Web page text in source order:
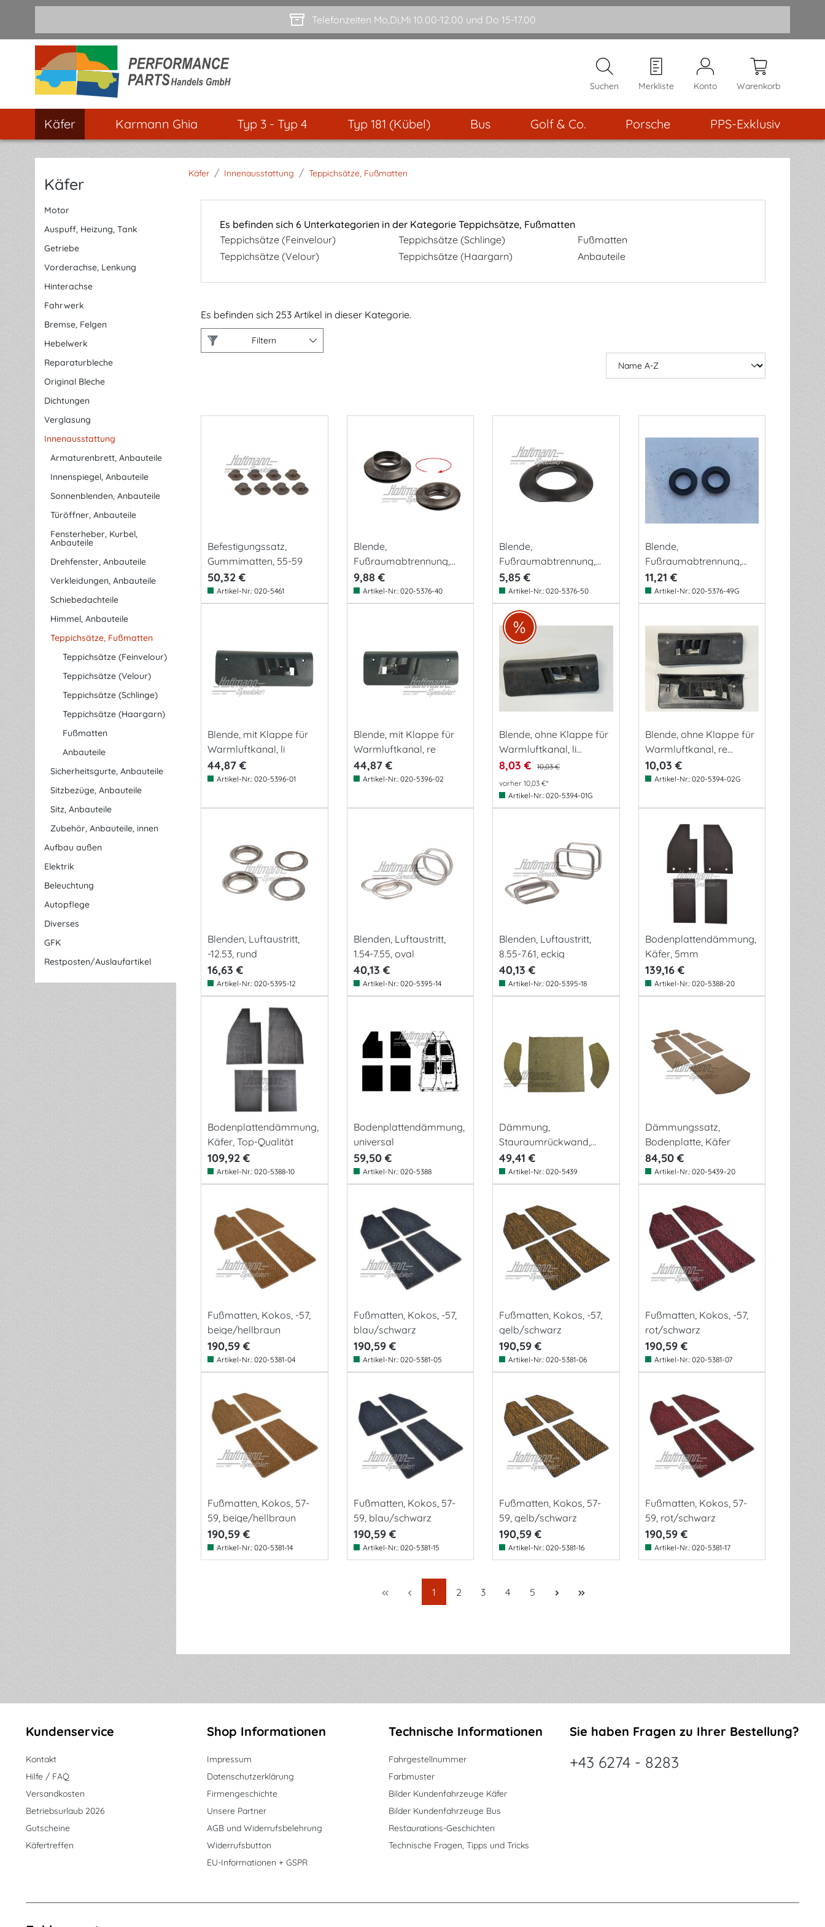
Telefonzeiten Mo,Di,Mi 10.00-12.00 und Do 15-17.00
Suchen Merkliste Konto Warenkorb
Käfer Karmann Ghia Typ 3 - Typ 4 Typ 181 (Kübel) Bus Golf & Co. Porsche PPS-Exklusiv
Käfer
Motor
Auspuff, Heizung, Tank
Getriebe
Vorderachse, Lenkung
Hinterachse
Fahrwerk
Bremse, Felgen
Hebelwerk
Reparaturbleche
Original Bleche
Dichtungen
Verglasung
Innenausstattung
Armaturenbrett, Anbauteile
Innenspiegel, Anbauteile
Sonnenblenden, Anbauteile
Türöffner, Anbauteile
Fensterheber, Kurbel,
Anbauteile
Drehfenster, Anbauteile
Verkleidungen, Anbauteile
Schiebedachteile
Himmel, Anbauteile
Teppichsätze, Fußmatten
Teppichsätze (Feinvelour)
Teppichsätze (Velour)
Teppichsätze (Schlinge)
Teppichsätze (Haargarn)
Fußmatten
Anbauteile
Sicherheitsgurte, Anbauteile
Sitzbezüge, Anbauteile
Sitz, Anbauteile
Zubehör, Anbauteile, innen
Aufbau außen
Elektrik
Beleuchtung
Autopflege
Diverses
GFK
Restposten/Auslaufartikel
Käfer / Innenausstattung / Teppichsätze, Fußmatten
Es befinden sich 6 Unterkategorien in der Kategorie Teppichsätze, Fußmatten
Teppichsätze (Feinvelour)
Teppichsätze (Velour)
Teppichsätze (Schlinge)
Teppichsätze (Haargarn)
Fußmatten
Anbauteile
Es befinden sich 253 Artikel in dieser Kategorie.
Filtern
Befestigungssatz,
Gummimatten, 55-59
50,32 €
Artikel-Nr.: 020-5461
Blende,
Fußraumabtrennung,
8.62-
9,88 €
Artikel-Nr.: 020-5376-40
Blende,
Fußraumabtrennung,
außen, 8.66-
5,85 €
Artikel-Nr.: 020-5376-50
Blende,
Fußraumabtrennung,
hinten, 8.66-
(Gebrauchtteil)
11,21 €
Artikel-Nr.: 020-5376-49G
Blende, mit Klappe für
Warmluftkanal, li
44,87 €
Artikel-Nr.: 020-5396-01
Blende, mit Klappe für
Warmluftkanal, re
44,87 €
Artikel-Nr.: 020-5396-02
Blende, ohne Klappe für
Warmluftkanal, li
(Gebrauchtteil)
8,03 €
10,03 €
vorher 10,03 €*
Artikel-Nr.: 020-5394-01G
Blende, ohne Klappe für
Warmluftkanal, re
(Gebrauchtteil)
10,03 €
Artikel-Nr.: 020-5394-02G
Blenden, Luftaustritt,
-12.53, rund
16,63 €
Artikel-Nr.: 020-5395-12
Blenden, Luftaustritt,
1.54-7.55, oval
40,13 €
Artikel-Nr.: 020-5395-14
Blenden, Luftaustritt,
8.55-7.61, eckig
40,13 €
Artikel-Nr.: 020-5395-18
Bodenplattendämmung,
Käfer, 5mm
139,16 €
Artikel-Nr.: 020-5388-20
Bodenplattendämmung,
Käfer, Top-Qualität
109,92 €
Artikel-Nr.: 020-5388-10
Bodenplattendämmung,
universal
59,50 €
Artikel-Nr.: 020-5388
Dämmung,
Stauraumrückwand,
8.55-
49,41 €
Artikel-Nr.: 020-5439
Dämmungssatz,
Bodenplatte, Käfer
84,50 €
Artikel-Nr.: 020-5439-20
Fußmatten, Kokos, -57,
beige/hellbraun
190,59 €
Artikel-Nr.: 020-5381-04
Fußmatten, Kokos, -57,
blau/schwarz
190,59 €
Artikel-Nr.: 020-5381-05
Fußmatten, Kokos, -57,
gelb/schwarz
190,59 €
Artikel-Nr.: 020-5381-06
Fußmatten, Kokos, -57,
rot/schwarz
190,59 €
Artikel-Nr.: 020-5381-07
Fußmatten, Kokos, 57-
59, beige/hellbraun
190,59 €
Artikel-Nr.: 020-5381-14
Fußmatten, Kokos, 57-
59, blau/schwarz
190,59 €
Artikel-Nr.: 020-5381-15
Fußmatten, Kokos, 57-
59, gelb/schwarz
190,59 €
Artikel-Nr.: 020-5381-16
Fußmatten, Kokos, 57-
59, rot/schwarz
190,59 €
Artikel-Nr.: 020-5381-17
Seite
1 Seite
2 Seite
3 Seite
4 Seite
5
Kundenservice
Kontakt
Hilfe / FAQ
Versandkosten
Betriebsurlaub 2026
Gutscheine
Käfertreffen
Shop Informationen
Impressum
Datenschutzerklärung
Firmengeschichte
Unsere Partner
AGB und Widerrufsbelehrung
Widerrufsbutton
EU-Informationen + GSPR
Technische Informationen
Fahrgestellnummer
Farbmuster
Bilder Kundenfahrzeuge Käfer
Bilder Kundenfahrzeuge Bus
Restaurations-Geschichten
Technische Fragen, Tipps und Tricks
Sie haben Fragen zu Ihrer Bestellung?
+43 6274 - 8283